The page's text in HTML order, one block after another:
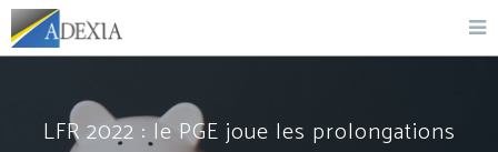
LFR 2022 : le PGE joue les prolongations